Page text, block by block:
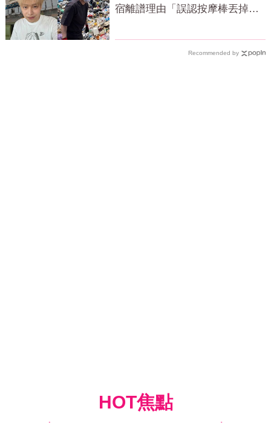
宿離譜理由「誤認按摩棒丟掉」
Recommended by
HOT焦點